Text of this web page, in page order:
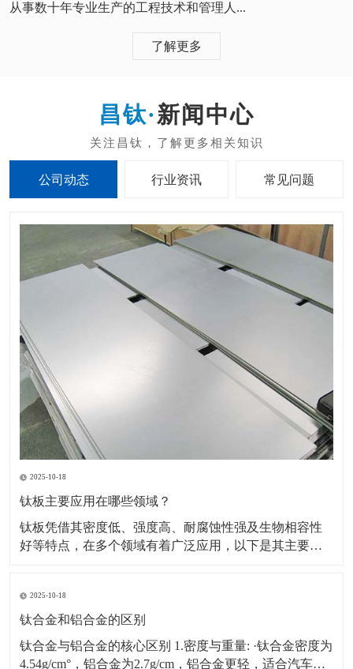
从事数十年专业生产的工程技术和管理人...
了解更多
新闻中心
公司动态 行业资讯 常见问题
2025-10-18
钛板主要应用在哪些领域？
钛板凭借其密度低、强度高、耐腐蚀性强及生物相容性
好等特点，在多个领域有着广泛应用，以下是其主要应
机匣）、火箭壳体、航天设备结构件等。原因：轻量化
需求突出，可降低飞行器重量，提升燃油效率或载荷能
力。能耐受高
2025-10-18
钛合金和铝合金的区别
钛合金与铝合金的核心区别 1.密度与重量: ·钛合金密度为
4.54g/cm°，铝合金为2.7g/cm，铝合金更轻，适合汽车、